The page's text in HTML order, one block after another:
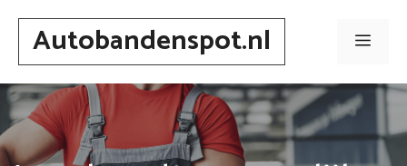
Spring
inhoudAutobandenspot.nl Menu